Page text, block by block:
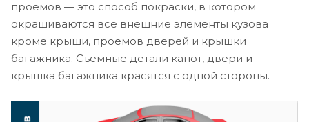
проемов — это способ покраски, в котором
окрашиваются все внешние элементы кузова
кроме крыши, проемов дверей и крышки
багажника. Съемные детали капот, двери и
крышка багажника красятся с одной стороны.